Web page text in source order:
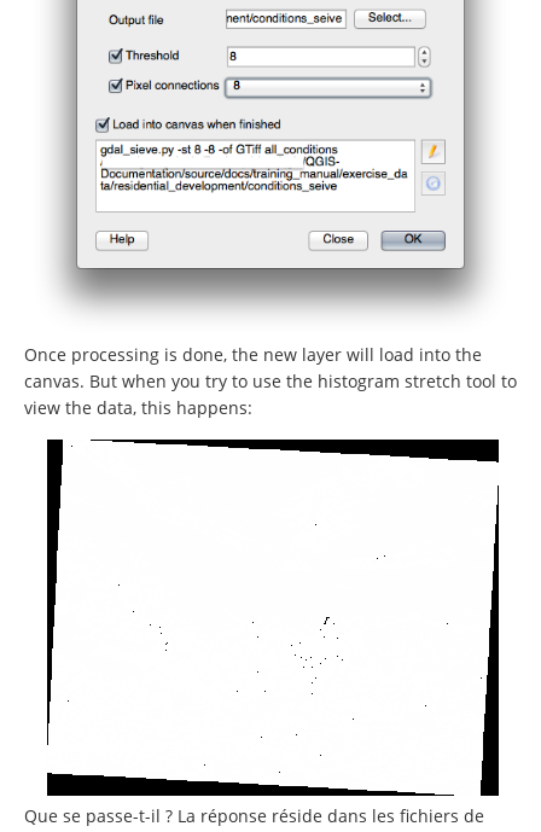
Once processing is done, the new layer will load into the
canvas. But when you try to use the histogram stretch tool to
view the data, this happens:
Que se passe-t-il ? La réponse réside dans les fichiers de